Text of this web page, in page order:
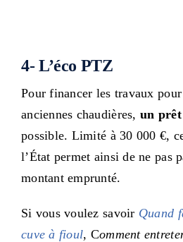
4- L’éco PTZ
Pour financer les travaux
anciennes chaudières, un
possible. Limité à 30 000 €,
l’État permet ainsi de ne pas
montant emprunté.
Si vous voulez savoir Quand
cuve à fioul, Comment